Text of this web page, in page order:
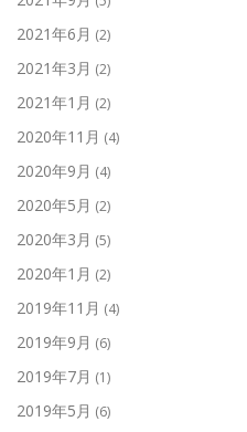
2021年6月 (2)
2021年3月 (2)
2021年1月 (2)
2020年11月 (4)
2020年9月 (4)
2020年5月 (2)
2020年3月 (5)
2020年1月 (2)
2019年11月 (4)
2019年9月 (6)
2019年7月 (1)
2019年5月 (6)